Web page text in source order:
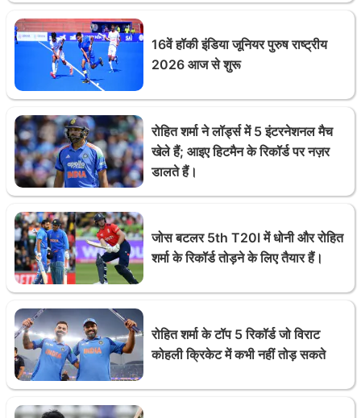
16वें हॉकी इंडिया जूनियर पुरुष राष्ट्रीय
2026 आज से शुरू
रोहित शर्मा ने लॉर्ड्स में 5 इंटरनेशनल मैच
खेले हैं; आइए हिटमैन के रिकॉर्ड पर नज़र
डालते हैं।
जोस बटलर 5th T20I में धोनी और रोहित
शर्मा के रिकॉर्ड तोड़ने के लिए तैयार हैं।
रोहित शर्मा के टॉप 5 रिकॉर्ड जो विराट
कोहली क्रिकेट में कभी नहीं तोड़ सकते